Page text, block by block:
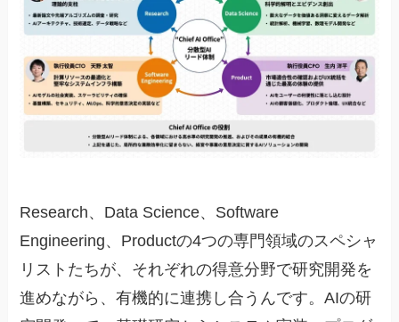
Research、Data Science、Software
Engineering、Productの4つの専門領域のスペシャ
リストたちが、それぞれの得意分野で研究開発を
進めながら、有機的に連携し合うんです。AIの研